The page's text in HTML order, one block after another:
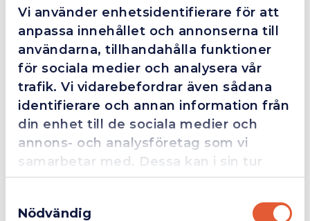
Vi använder enhetsidentifierare för att
anpassa innehållet och annonserna till
användarna, tillhandahålla funktioner
för sociala medier och analysera vår
trafik. Vi vidarebefordrar även sådana
identifierare och annan information från
din enhet till de sociala medier och
annons- och analysföretag som vi
samarbetar med. Dessa kan i sin tur
kombinera informationen med annan
information som du har tillhandahållit
eller som de har samlat in när du har
Nödvändig
SIEVERT PROMATIC Standardbrännare
En mångsidig och pålitlig standardbrännare med
borstformade lågor som ger jämn och kontrollerad värme –
perfekt för alla typer av mjuklödning och mindre
värmearbeten.
Brännaren klarar även silverlödning upp till 615°C, vilket
gör den till ett utmärkt val för både professionella
hantverkare och krävande gör-det-själv-projekt. Med ett
arbetstryck på 2 bar får du stabil prestanda och effektiv
uppvärmning.
Fördelar